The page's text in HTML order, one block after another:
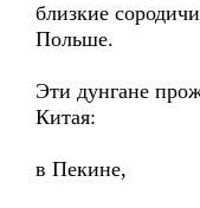
близкие
Польше.
Эти дунгане
Китая:
в Пекине,